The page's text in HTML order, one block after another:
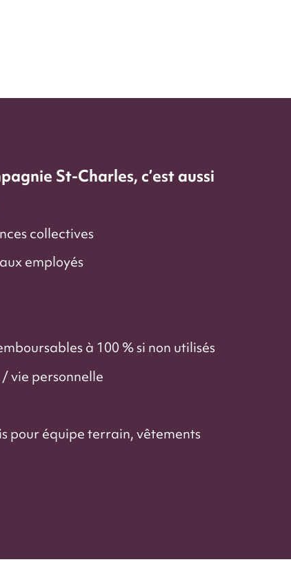
St-Charles, c’est aussi
collectives
employés
à 100 % si non utilisés
vie personnelle
pour équipe terrain, vêtements